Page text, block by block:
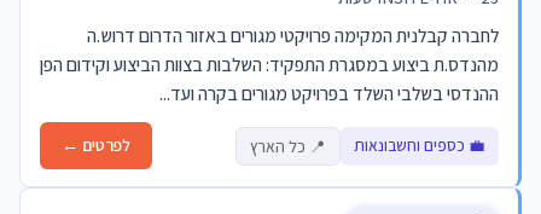
לחברה קבלנית המקימה פרויקטי מגורים באזור הדרום דרוש.ה
מהנדס.ת ביצוע במסגרת התפקיד: השלבות בצוות הביצוע וקידום הפן
ההנדסי בשלבי השלד בפרויקט מגורים בקרה ועד...
💼 כספים וחשבונאות 📍 כל הארץ לפרטים ←